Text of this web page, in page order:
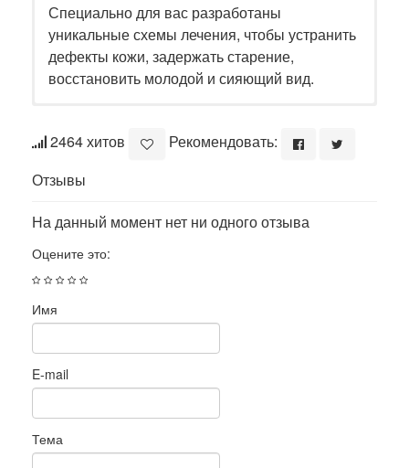
Специально для вас разработаны
уникальные схемы лечения, чтобы устранить
дефекты кожи, задержать старение,
восстановить молодой и сияющий вид.
2464 хитов
Рекомендовать:
Отзывы
На данный момент нет ни одного отзыва
Оцените это:
Имя
E-mail
Тема